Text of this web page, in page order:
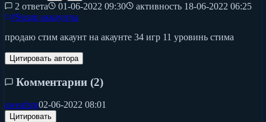
2 ответа
01-06-2022 09:30 активность 18-06-2022 06:25
#Steam аккаунты
продаю стим акаунт на акаунте 34 игр 11 уровинь стима
Цитировать автора
Комментарии (2)
aweafsrg02-06-2022 08:01
Цитировать